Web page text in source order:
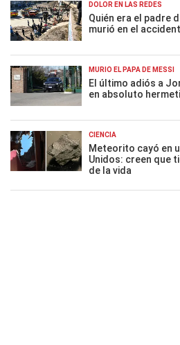
DOLOR EN LAS REDES
Quién era el padre
murió en el
MURIÓ EL PAPÁ DE MESSI
El último adiós a
en absoluto
CIENCIA
Meteorito cayó en
Unidos: creen que
de la vida